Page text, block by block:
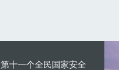
第十一个全民国家安全